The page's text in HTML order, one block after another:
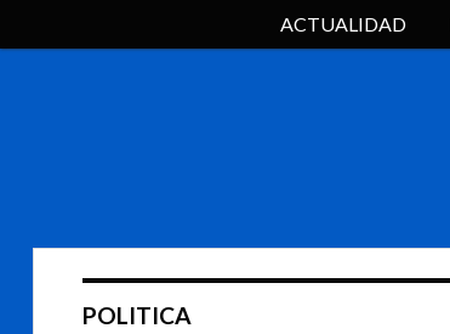
ACTUALIDAD
POLITICA